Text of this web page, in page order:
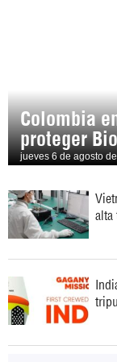
Colombia
proteger
jueves 6 de agosto
alta